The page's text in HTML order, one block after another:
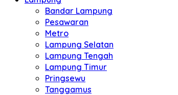
Bandar Lampung
Pesawaran
Metro
Lampung Selatan
Lampung Tengah
Lampung Timur
Pringsewu
Tanggamus